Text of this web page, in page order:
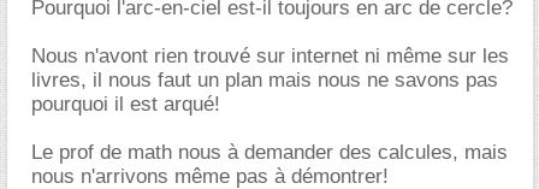
Pourquoi l'arc-en-ciel est-il toujours en arc de cercle?
Nous n'avont rien trouvé sur internet ni même sur les
livres, il nous faut un plan mais nous ne savons pas
pourquoi il est arqué!
Le prof de math nous à demander des calcules, mais
nous n'arrivons même pas à démontrer!